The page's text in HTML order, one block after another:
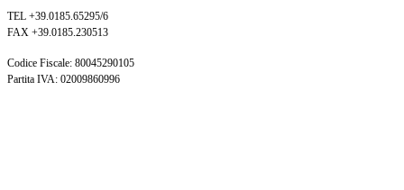
TEL +39.0185.65295/6
FAX +39.0185.230513
Codice Fiscale: 80045290105
Partita IVA: 02009860996